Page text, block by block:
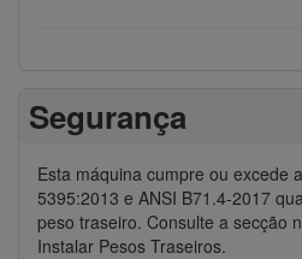
Segurança
Esta máquina cumpre ou excede
5395:2013 e ANSI B71.4-2017
peso traseiro. Consulte a secção
Instalar Pesos Traseiros.